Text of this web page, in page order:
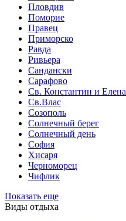
Пловдив
Поморие
Правец
Приморско
Равда
Ривьера
Сандански
Сарафово
Св. Константин и Елена
Св.Влас
Созополь
Солнечный берег
Солнечный день
София
Хисаря
Черноморец
Чифлик
Показать еще
Виды отдыха